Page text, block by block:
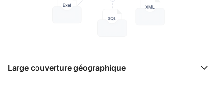
Large couverture géographique